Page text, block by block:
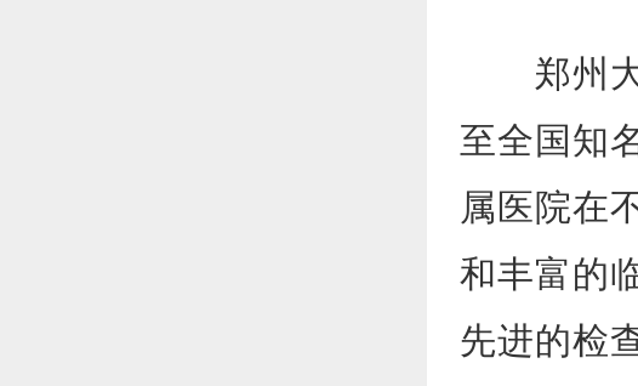
郑州大
至全国知
属医院在
和丰富的
先进的检